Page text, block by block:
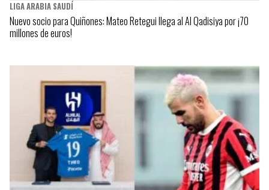
LIGA ARABIA SAUDÍ
Nuevo socio para Quiñones: Mateo Retegui llega al Al Qadisiya por ¡70
millones de euros!